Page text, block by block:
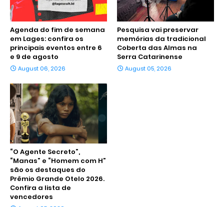
Agenda do fim de semana
em Lages: confira os
principais eventos entre 6
e 9 de agosto
August 06, 2026
Pesquisa vai preservar
memórias da tradicional
Coberta das Almas na
Serra Catarinense
August 05, 2026
“O Agente Secreto”,
“Manas” e “Homem com H”
são os destaques do
Prêmio Grande Otelo 2026.
Confira a lista de
vencedores